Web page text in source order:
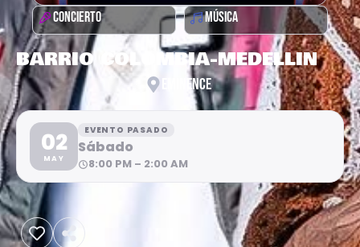
CONCIERTO MÚSICA
BARRIO COLOMBIA-MEDELLIN
EMINENCE
02
MAY
EVENTO PASADO
Sábado
8:00 PM – 2:00 AM